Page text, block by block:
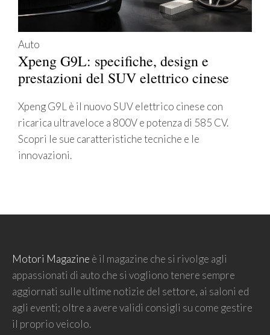
Auto
Xpeng G9L: specifiche, design e
prestazioni del SUV elettrico cinese
Xpeng G9L è il nuovo SUV elettrico cinese con
ricarica ultraveloce a 800V e potenza di 585 CV.
Scopri le sue caratteristiche tecniche e le
innovazioni.
Motori Magazine è il magazine che si rivolge agli
appassionati di auto che si vogliono tenere sempre
aggiornati sulle ultime notizie del settore, ai saloni ed
agli eventi; oltre a avere validi consigli su come gestire
il proprio veicolo.